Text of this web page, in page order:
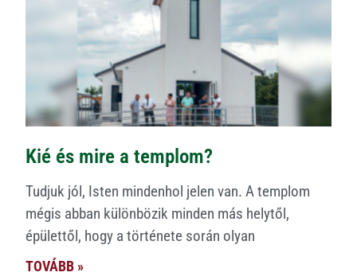
Kié és mire a templom?
Tudjuk jól, Isten mindenhol jelen van. A templom
mégis abban különbözik minden más helytől,
épülettől, hogy a története során olyan
TOVÁBB »